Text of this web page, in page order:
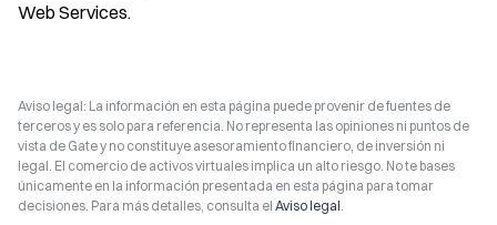
Web Services.
Aviso legal: La información en esta página puede provenir de fuentes de
terceros y es solo para referencia. No representa las opiniones ni puntos de
vista de Gate y no constituye asesoramiento financiero, de inversión ni
legal. El comercio de activos virtuales implica un alto riesgo. No te bases
únicamente en la información presentada en esta página para tomar
decisiones. Para más detalles, consulta el Aviso legal.